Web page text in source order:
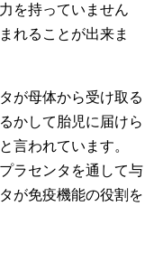
を持っていません
れることが出来ま
が母体から受け取る
かして胎児に届けら
言われています。
ラセンタを通して与
が免疫機能の役割を